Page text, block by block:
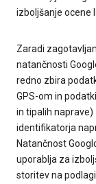
izboljšanje ocene
Zaradi
natančnosti
redno zbira
GPS-om in
in tipalih
identifikatorja
Natančnost
uporablja za
storitev na